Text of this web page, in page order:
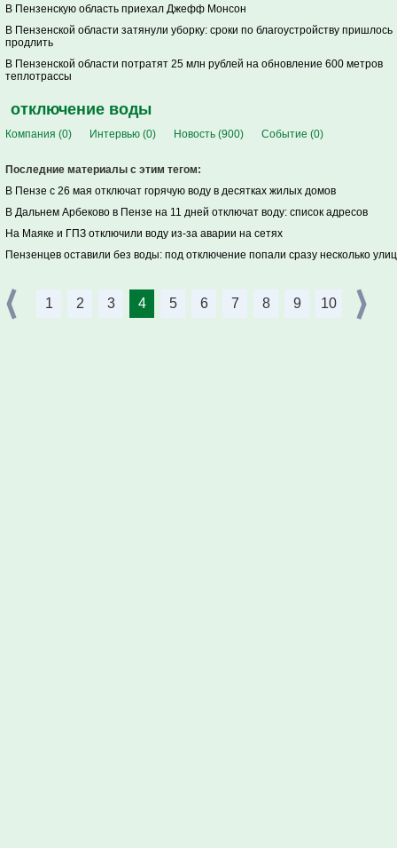
В Пензенскую область приехал Джефф Монсон
В Пензенской области затянули уборку: сроки по благоустройству пришлось
продлить
В Пензенской области потратят 25 млн рублей на обновление 600 метров
теплотрассы
отключение воды
Компания (0) Интервью (0) Новость (900) Событие (0)
Последние материалы с этим тегом:
В Пензе с 26 мая отключат горячую воду в десятках жилых домов
В Дальнем Арбеково в Пензе на 11 дней отключат воду: список адресов
На Маяке и ГПЗ отключили воду из-за аварии на сетях
Пензенцев оставили без воды: под отключение попали сразу несколько улиц
1 2 3 4 5 6 7 8 9 10